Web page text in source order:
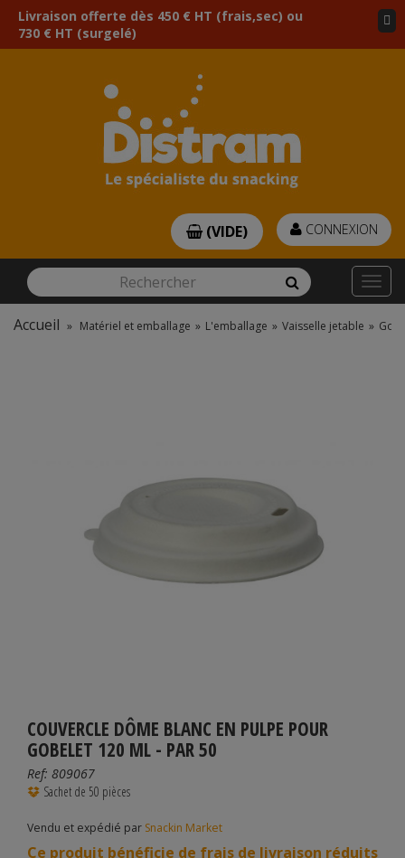
Livraison offerte dès 450 € HT (frais,sec) ou
730 € HT (surgelé)
Rechercher Rechercher
CONNEXION
(VIDE)
Accueil » Matériel et emballage » L'emballage » Vaisselle jetable »
COUVERCLE DÔME BLANC EN PULPE POUR
GOBELET 120 ML - PAR 50
Ref: 809067
Sachet de 50 pièces
Vendu et expédié par Snackin Market
Ce produit bénéficie de frais de livraison réduits